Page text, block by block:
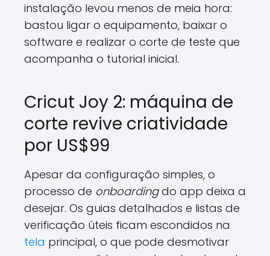
instalação levou menos de meia hora:
bastou ligar o equipamento, baixar o
software e realizar o corte de teste que
acompanha o tutorial inicial.
Cricut Joy 2: máquina de
corte revive criatividade
por US$99
Apesar da configuração simples, o
processo de onboardingdo app deixa a
desejar. Os guias detalhados e listas de
verificação úteis ficam escondidos na
tela principal, o que pode desmotivar